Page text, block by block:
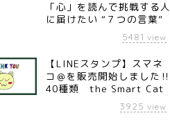
名言
「心」を読んで挑戦する人
に届けたい “７つの言葉”
5481 view
【LINEスタンプ】スマネ
コ＠を販売開始しました‼︎
40種類 the Smart Cat
3925 view